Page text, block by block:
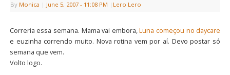
By Monica | June 5, 2007 - 11:08 PM | Lero Lero
Correria essa semana. Mama vai embora,Luna começou no daycare
e euzinha correndo muito. Nova rotina vem por aí. Devo postar só
semana que vem.
Volto logo.